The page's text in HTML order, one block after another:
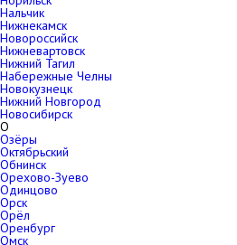
Нальчик
Нижнекамск
Новороссийск
Нижневартовск
Нижний Тагил
Набережные Челны
Новокузнецк
Нижний Новгород
Новосибирск
О
Озёры
Октябрьский
Обнинск
Орехово-Зуево
Одинцово
Орск
Орёл
Оренбург
Омск